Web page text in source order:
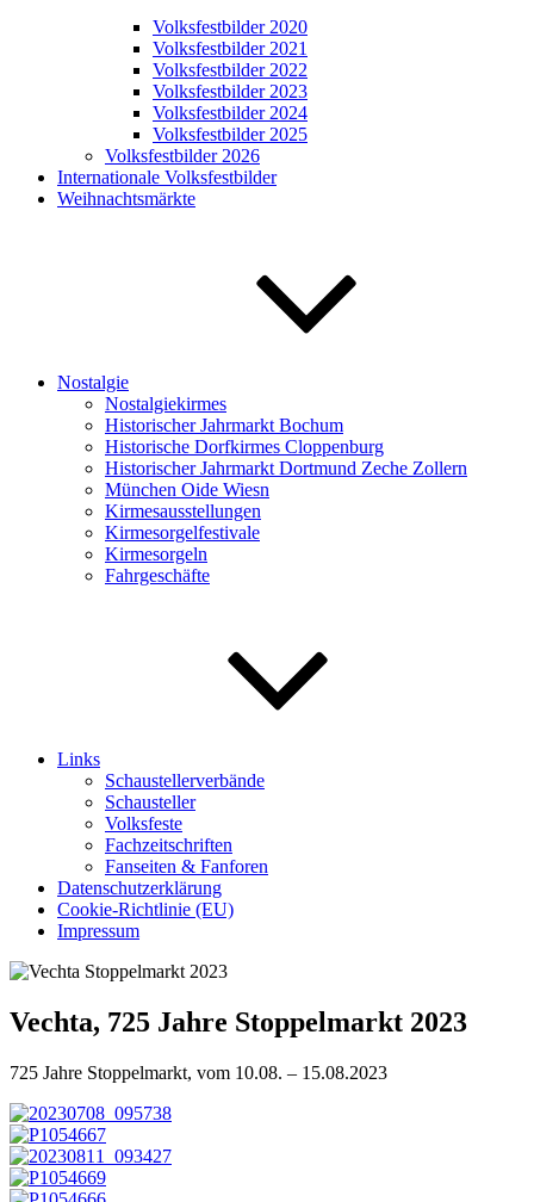
Volksfestbilder 2020
Volksfestbilder 2021
Volksfestbilder 2022
Volksfestbilder 2023
Volksfestbilder 2024
Volksfestbilder 2025
Volksfestbilder 2026
Internationale Volksfestbilder
Weihnachtsmärkte
Nostalgie
Nostalgiekirmes
Historischer Jahrmarkt Bochum
Historische Dorfkirmes Cloppenburg
Historischer Jahrmarkt Dortmund Zeche Zollern
München Oide Wiesn
Kirmesausstellungen
Kirmesorgelfestivale
Kirmesorgeln
Fahrgeschäfte
Links
Schaustellerverbände
Schausteller
Volksfeste
Fachzeitschriften
Fanseiten & Fanforen
Datenschutzerklärung
Cookie-Richtlinie (EU)
Impressum
Vechta, 725 Jahre Stoppelmarkt 2023
725 Jahre Stoppelmarkt, vom 10.08. – 15.08.2023